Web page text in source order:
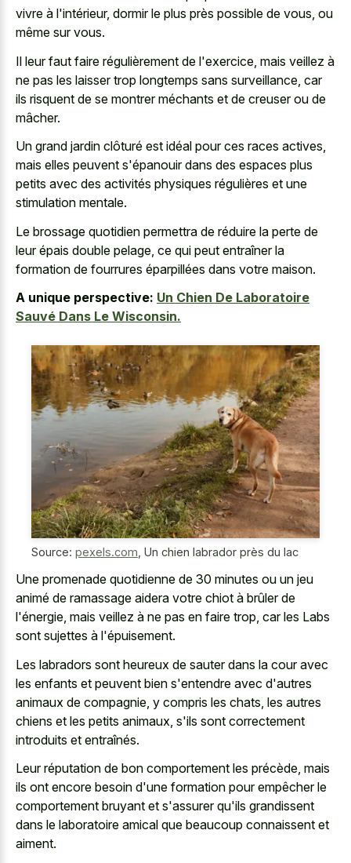
vivre à l'intérieur, dormir le plus près possible de vous, ou
même sur vous.
Il leur faut faire régulièrement de l'exercice, mais veillez à
ne pas les laisser trop longtemps sans surveillance, car
ils risquent de se montrer méchants et de creuser ou de
mâcher.
Un grand jardin clôturé est idéal pour ces races actives,
mais elles peuvent s'épanouir dans des espaces plus
petits avec des activités physiques régulières et une
stimulation mentale.
Le brossage quotidien permettra de réduire la perte de
leur épais double pelage, ce qui peut entraîner la
formation de fourrures éparpillées dans votre maison.
A unique perspective: Un Chien De Laboratoire
Sauvé Dans Le Wisconsin.
Source: pexels.com Un chien labrador près du lac
Une promenade quotidienne de 30 minutes ou un jeu
animé de ramassage aidera votre chiot à brûler de
l'énergie, mais veillez à ne pas en faire trop, car les Labs
sont sujettes à l'épuisement.
Les labradors sont heureux de sauter dans la cour avec
les enfants et peuvent bien s'entendre avec d'autres
animaux de compagnie, y compris les chats, les autres
chiens et les petits animaux, s'ils sont correctement
introduits et entraînés.
Leur réputation de bon comportement les précède, mais
ils ont encore besoin d'une formation pour empêcher le
comportement bruyant et s'assurer qu'ils grandissent
dans le laboratoire amical que beaucoup connaissent et
aiment.